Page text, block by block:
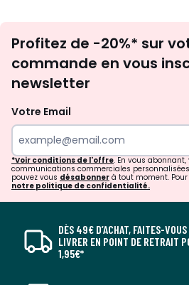
Profitez de -20%* sur
commande en vous
newsletter
Votre Email
*Voir conditions de l'offre. En vous
communications commerciales
pouvez vous désabonner à tout moment.
notre politique de confidentialité.
DÈS 49€ D’ACHAT, FAITES-VOUS
LIVRER EN POINT DE RETRAIT
1,95€*